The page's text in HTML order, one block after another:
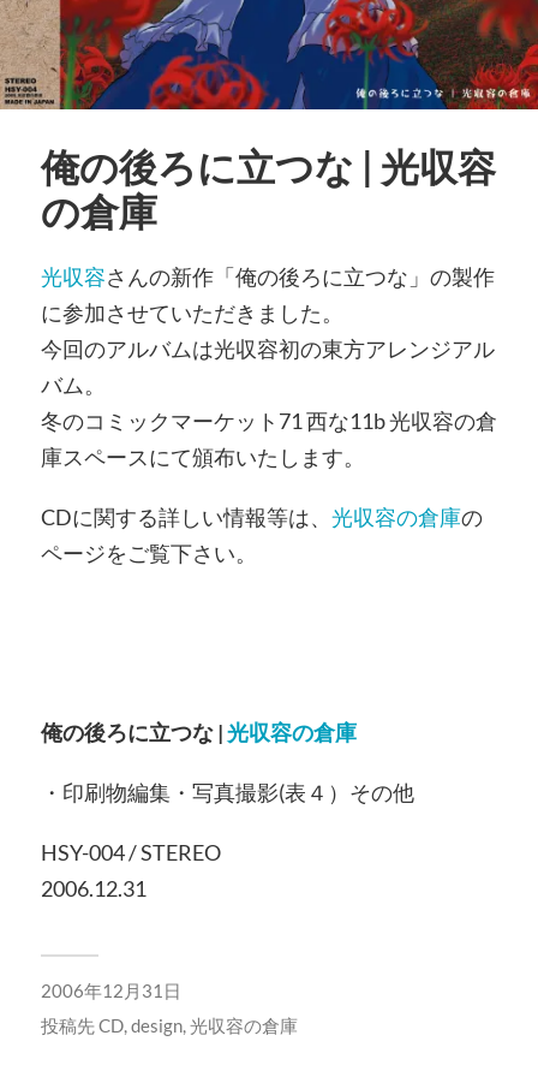
俺の後ろに立つな | 光収容
の倉庫
光収容さんの新作「俺の後ろに立つな」の製作
に参加させていただきました。
今回のアルバムは光収容初の東方アレンジアル
バム。
冬のコミックマーケット71 西な11b 光収容の倉
庫スペースにて頒布いたします。
CDに関する詳しい情報等は、 光収容の倉庫の
ページをご覧下さい。
俺の後ろに立つな |光収容の倉庫
・印刷物編集・写真撮影(表４）その他
HSY-004 / STEREO
2006.12.31
2006年12月31日
投稿先CD, design, 光収容の倉庫